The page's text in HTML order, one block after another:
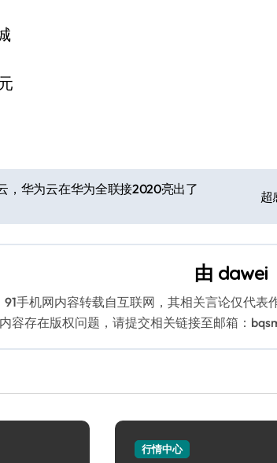
，华为云在华为全联接2020亮出了
超
由 dawei
91手机网内容转载自互联网，其相关言论仅代
容存在版权问题，请提交相关链接至邮箱：
行情中心